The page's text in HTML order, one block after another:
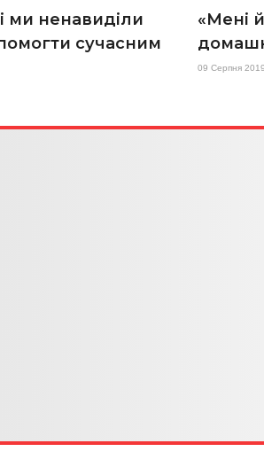
ми ненавиділи
сучасним
«Мені
09 Серпня 2019